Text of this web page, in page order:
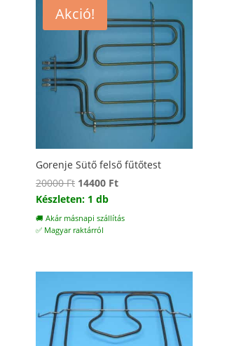
Akció!
Gorenje Sütő felső fűtőtest
20000Ft Original
price
was:
20000 Ft.
14400 FtCurrent
is:
Készleten: 1 db
🚚 Akár másnapi szállítás
✅ Magyar raktárról